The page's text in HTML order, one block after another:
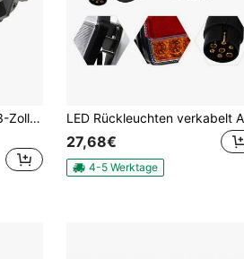
Neueste Z50S Upgrade 3-Zoll Dreifarben Projektorlinse LED Scheinwerfer, Abblendlicht 40W Fernlicht 50W, Weiß/Gelb/Warmweiß Licht, zerstörungsfreie Installation Auto Scheinwerfer 2 Stücke/Set
27,68€
4-5 Werktage